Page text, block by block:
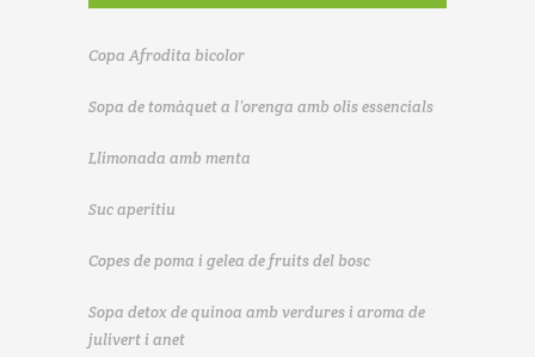
Copa Afrodita bicolor
Sopa de tomàquet a l’orenga amb olis essencials
Llimonada amb menta
Suc aperitiu
Copes de poma i gelea de fruits del bosc
Sopa detox de quinoa amb verdures i aroma de
julivert i anet